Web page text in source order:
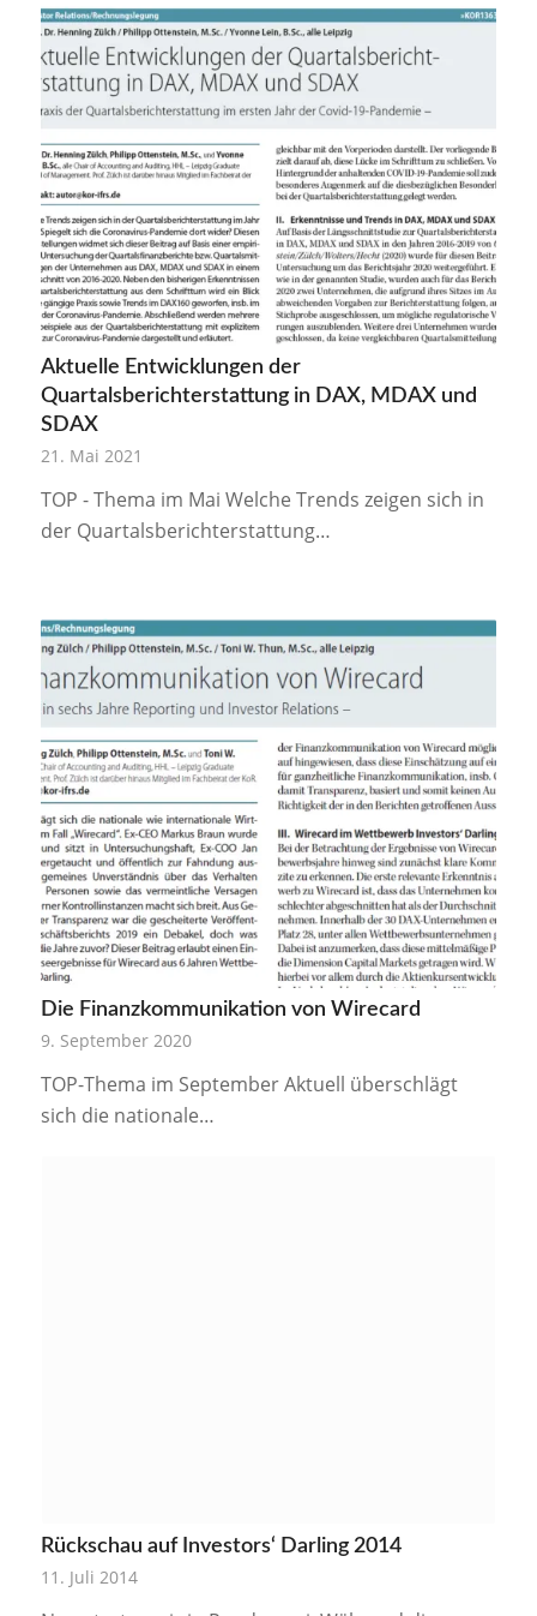
Aktuelle Entwicklungen der
Quartalsberichterstattung in DAX, MDAX und
SDAX
21. Mai 2021
TOP - Thema im Mai Welche Trends zeigen sich in
der Quartalsberichterstattung…
Die Finanzkommunikation von Wirecard
9. September 2020
TOP-Thema im September Aktuell überschlägt
sich die nationale…
Rückschau auf Investors‘ Darling 2014
11. Juli 2014